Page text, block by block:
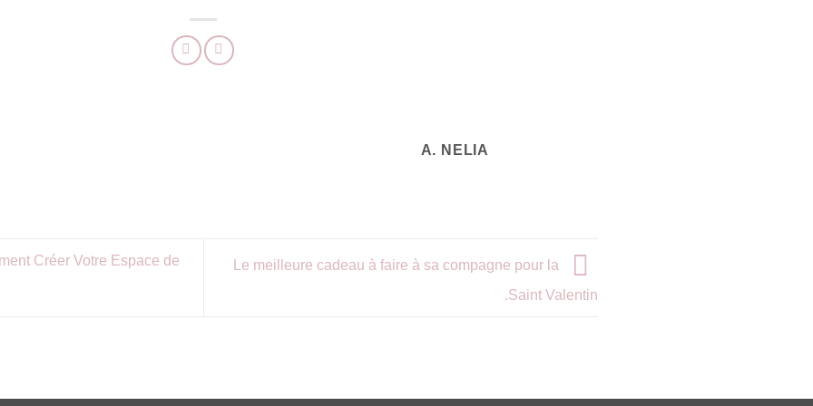
A. NELIA
Le meilleure cadeau à faire à sa compagne pour la
Saint Valentin.
Créer Votre Espace de